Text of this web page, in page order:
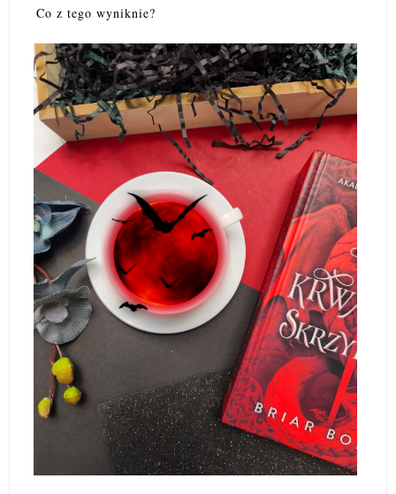
Co z tego wyniknie?